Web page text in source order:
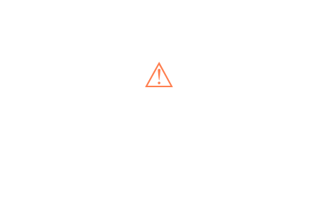
⚠